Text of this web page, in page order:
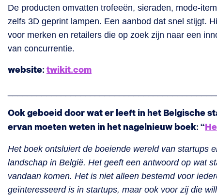
De producten omvatten trofeeën, sieraden, mode-
zelfs 3D geprint lampen. Een aanbod dat snel stijgt.
voor merken en retailers die op zoek zijn naar een
van concurrentie.
website: twikit.com
Ook geboeid door wat er leeft in het Belgische
ervan moeten weten in het nagelnieuw boek: “
Het boek ontsluiert de boeiende wereld van startups
landschap in België. Het geeft een antwoord op wat
vandaan komen. Het is niet alleen bestemd voor
geïnteresseerd is in startups, maar ook voor zij die